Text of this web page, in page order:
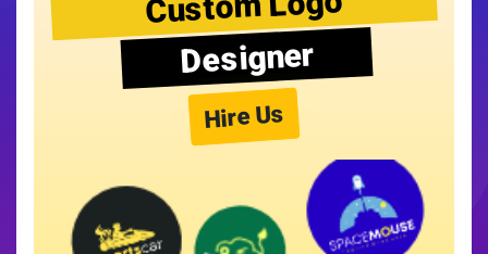
Designer
Hire Us